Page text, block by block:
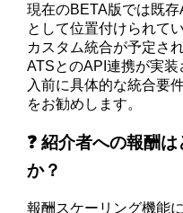
現在のBETA版では既
として位置付けられて
カスタム統合が予定さ
ATSとのAPI連携が実
入前に具体的な統合要
をお勧めします。
❓ 紹介者への報酬
か？
報酬スケーリング機能